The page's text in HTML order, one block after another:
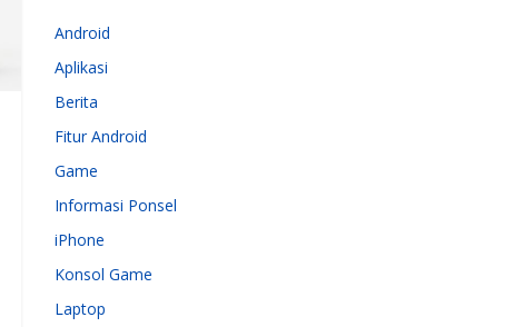
Android
Aplikasi
Berita
Fitur Android
Game
Informasi Ponsel
iPhone
Konsol Game
Laptop